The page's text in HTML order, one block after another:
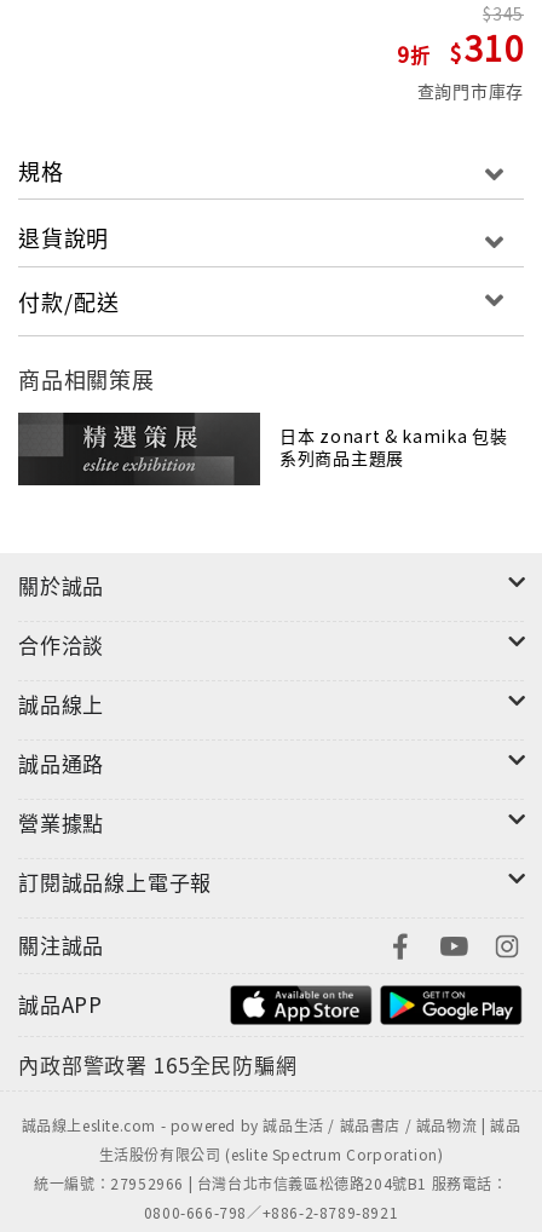
9
345
310
查詢門市庫存
規格
退貨說明
付款/配送
商品相關策展
日本 zonart & kamika 包裝
系列商品主題展
關於誠品
合作洽談
誠品線上
誠品通路
營業據點
訂閱誠品線上電子報
關注誠品
誠品APP
內政部警政署 165全民防騙網
誠品線上eslite.com - powered by 誠品生活 / 誠品書店 / 誠品物流 | 誠品
生活股份有限公司 (eslite Spectrum Corporation)
統一編號：27952966 | 台灣台北市信義區松德路204號B1 服務電話：
0800-666-798／+886-2-8789-8921